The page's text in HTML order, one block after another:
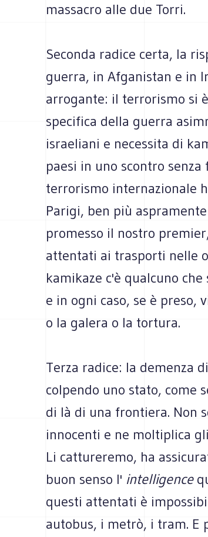
massacro alle due Torri.
Seconda radice certa, la
guerra, in Afganistan e in
arrogante: il terrorismo si
specifica della guerra
israeliani e necessita di
paesi in uno scontro
terrorismo internazionale
Parigi, ben più
promesso il nostro
attentati ai trasporti nelle
kamikaze c'è qualcuno
e in ogni caso, se è preso,
o la galera o la tortura.
Terza radice: la demenza
colpendo uno stato, come
di là di una frontiera. Non
innocenti e ne moltiplica
Li cattureremo, ha
buon senso l' intelligence
questi attentati è
autobus, i metrò, i tram. E